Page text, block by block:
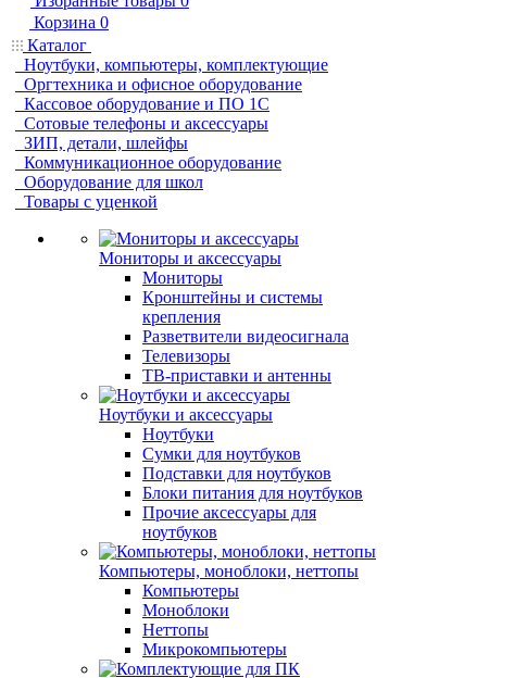
Корзина 0
Каталог
Ноутбуки, компьютеры, комплектующие
Оргтехника и офисное оборудование
Кассовое оборудование и ПО 1С
Сотовые телефоны и аксессуары
ЗИП, детали, шлейфы
Коммуникационное оборудование
Оборудование для школ
Товары с уценкой
Мониторы и аксессуары
Мониторы
Кронштейны и системы
крепления
Разветвители видеосигнала
Телевизоры
ТВ-приставки и антенны
Ноутбуки и аксессуары
Ноутбуки
Сумки для ноутбуков
Подставки для ноутбуков
Блоки питания для ноутбуков
Прочие аксессуары для
ноутбуков
Компьютеры, моноблоки, неттопы
Компьютеры
Моноблоки
Неттопы
Микрокомпьютеры